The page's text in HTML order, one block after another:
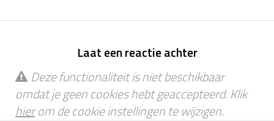
Laat een reactie achter
Deze functionaliteit is niet beschikbaar
omdat je geen cookies hebt geaccepteerd. Klik
hierom de cookie instellingen te wijzigen.